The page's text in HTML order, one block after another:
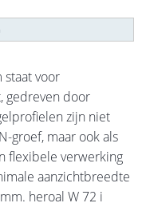
staat voor
gedreven door
zijn niet
groef, maar ook als
flexibele verwerking
aanzichtbreedte
heroal W 72 i